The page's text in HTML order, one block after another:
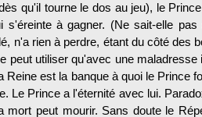
qu'il tourne le dos au jeu), le
s'éreinte à gagner. (Ne sait-elle
n'a rien à perdre, étant du côté des
peut utiliser qu'avec une
Reine est la banque à quoi le Prince
Le Prince a l'éternité avec lui.
mort peut mourir. Sans doute le